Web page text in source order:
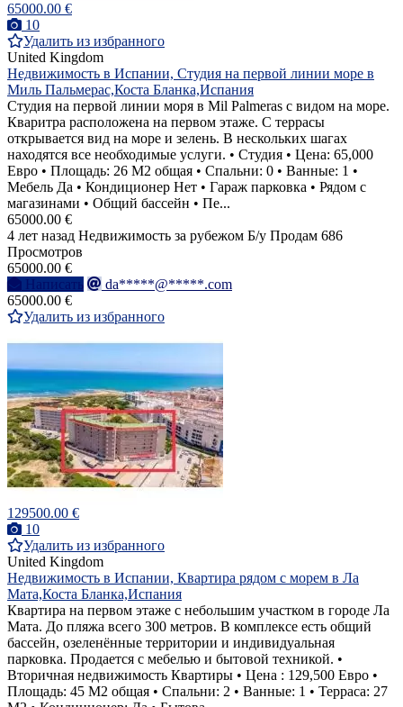
65000.00 €
10
Удалить из избранного
United Kingdom
Недвижимость в Испании, Студия на первой линии море в
Миль Пальмерас,Коста Бланка,Испания
Студия на первой линии моря в Mil Palmeras с видом на море.
Кваритра расположена на первом этаже. С террасы
открывается вид на море и зелень. В нескольких шагах
находятся все необходимые услуги. • Студия • Цена: 65,000
Евро • Площадь: 26 M2 общая • Спальни: 0 • Ванные: 1 •
Мебель Да • Кондиционер Нет • Гараж парковка • Рядом с
магазинами • Общий бассейн • Пе...
65000.00 €
4 лет назад Недвижимость за рубежом Б/у Продам 686
Просмотров
65000.00 €
Написать
da*****@*****.com
65000.00 €
Удалить из избранного
129500.00 €
10
Удалить из избранного
United Kingdom
Недвижимость в Испании, Квартира рядом с морем в Ла
Мата,Коста Бланка,Испания
Квартира на первом этаже с небольшим участком в городе Ла
Мата. До пляжа всего 300 метров. В комплексе есть общий
бассейн, озеленённые территории и индивидуальная
парковка. Продается с мебелью и бытовой техникой. •
Вторичная недвижимость Квартиры • Цена : 129,500 Евро •
Площадь: 45 M2 общая • Спальни: 2 • Ванные: 1 • Терраса: 27